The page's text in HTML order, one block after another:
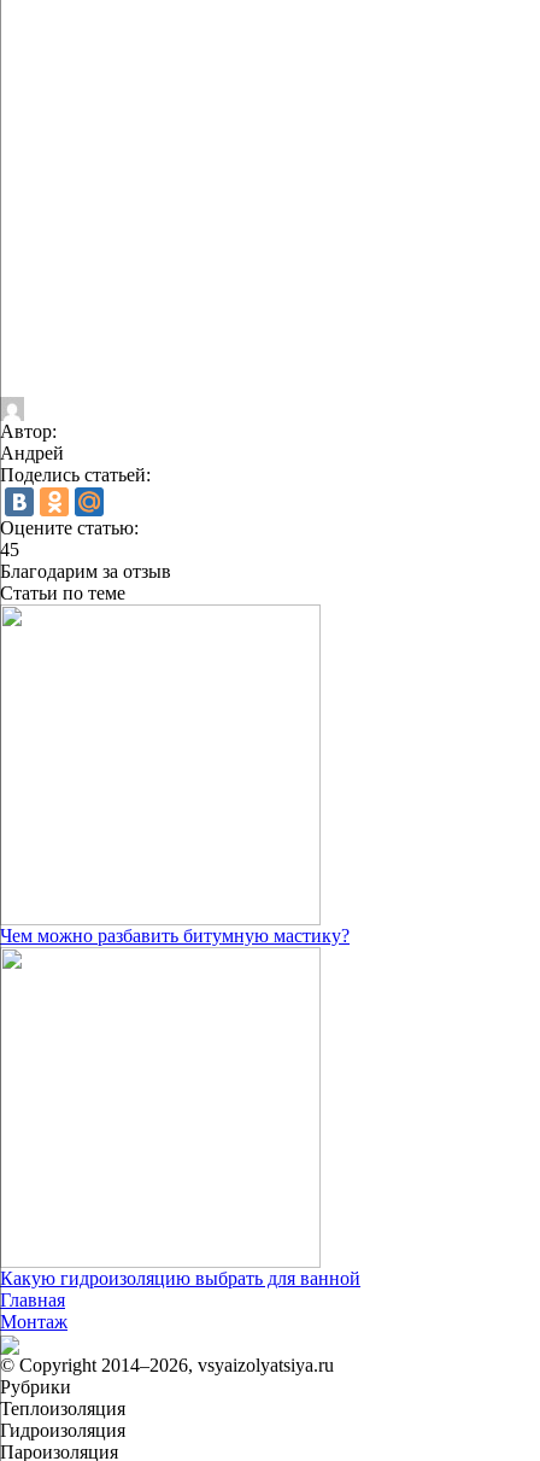
Автор:
Андрей
Поделись статьей:
Оцените статью:
45
Благодарим за отзыв
Статьи по теме
Чем можно разбавить битумную мастику?
Какую гидроизоляцию выбрать для ванной
Главная
Монтаж
© Copyright 2014–2026, vsyaizolyatsiya.ru
Рубрики
Теплоизоляция
Гидроизоляция
Пароизоляция